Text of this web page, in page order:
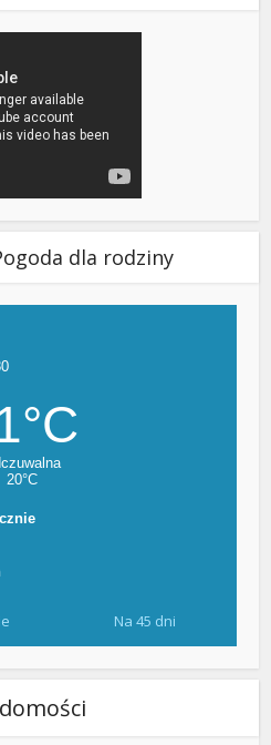
dla rodziny
Na 45 dni